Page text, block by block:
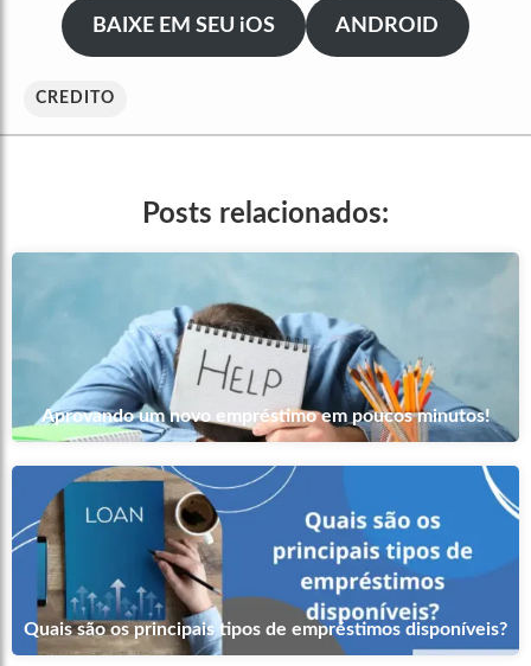
BAIXE EM SEU iOS ANDROID
CREDITO
Posts relacionados:
Aprovando um novo empréstimo em poucos minutos!
Quais são os principais tipos de empréstimos disponíveis?